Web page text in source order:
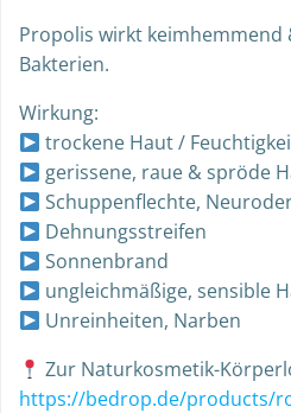
Propolis wirkt
Bakterien.
Wirkung:
trockene Haut /
gerissene, raue & spröde
Schuppenflechte,
Dehnungsstreifen
Sonnenbrand
ungleichmäßige, sensible
Unreinheiten, Narben
Zur Naturkosmetik-
https://bedrop.de/products/